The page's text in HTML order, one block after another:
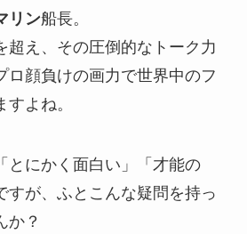
リン船長。
超え、その圧倒的なトーク力
ロ顔負けの画力で世界中のフ
よね。
とにかく面白い」「才能の
すが、ふとこんな疑問を持っ
か？